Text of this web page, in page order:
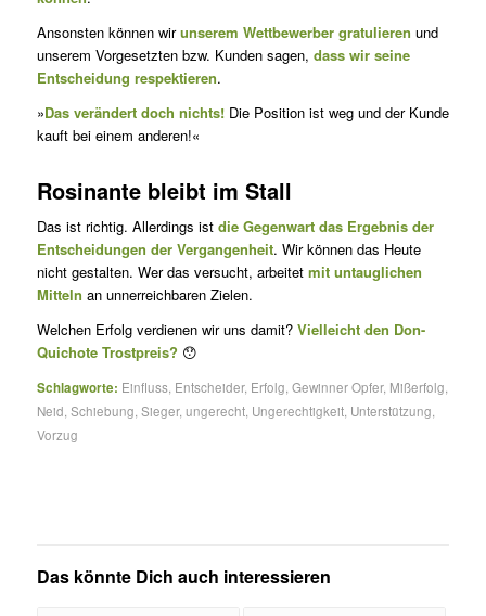
Ansonsten können wirunserem Wettbewerber gratulieren und
unse­rem Vorgesetzten bzw. Kunden sagen, dass wir seine
Entschei­dung re­spek­tieren.
»Das verändert doch nichts!Die Position ist weg und der Kunde
kauft bei einem anderen!«
Rosinante bleibt im Stall
Das ist richtig. Allerdings ist die Gegenwart das Ergebnis der
Ent­scheidungen der Vergangenheit. Wir können das Heute
nicht gestal­ten. Wer das versucht, arbeitet mit untauglichen
Mitteln an unner­reichbaren Zielen.
Welchen Erfolg verdienen wir uns damit? Vielleicht den Don-
Quichote Trostpreis? 😯
Schlagworte: Einfluss, Entscheider, Erfolg Gewinner Opfer, Mißerfolg
Neid Schiebung Sieger, ungerecht, Ungerechtigkeit, Unterstützung
Vorzug
Das könnte Dich auch interessieren